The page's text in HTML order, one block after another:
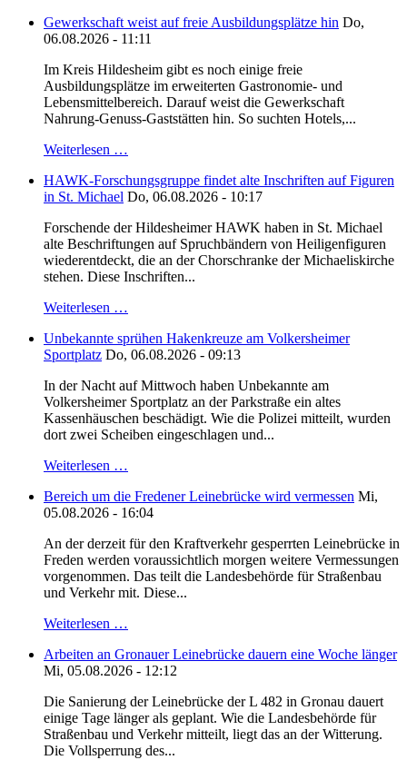
Gewerkschaft weist auf freie Ausbildungsplätze hin Do,
06.08.2026 - 11:11
Im Kreis Hildesheim gibt es noch einige freie
Ausbildungsplätze im erweiterten Gastronomie- und
Lebensmittelbereich. Darauf weist die Gewerkschaft
Nahrung-Genuss-Gaststätten hin. So suchten Hotels,...
Weiterlesen …
HAWK-Forschungsgruppe findet alte Inschriften auf Figuren
in St. Michael Do, 06.08.2026 - 10:17
Forschende der Hildesheimer HAWK haben in St. Michael
alte Beschriftungen auf Spruchbändern von Heiligenfiguren
wiederentdeckt, die an der Chorschranke der Michaeliskirche
stehen. Diese Inschriften...
Weiterlesen …
Unbekannte sprühen Hakenkreuze am Volkersheimer
Sportplatz Do, 06.08.2026 - 09:13
In der Nacht auf Mittwoch haben Unbekannte am
Volkersheimer Sportplatz an der Parkstraße ein altes
Kassenhäuschen beschädigt. Wie die Polizei mitteilt, wurden
dort zwei Scheiben eingeschlagen und...
Weiterlesen …
Bereich um die Fredener Leinebrücke wird vermessen Mi,
05.08.2026 - 16:04
An der derzeit für den Kraftverkehr gesperrten Leinebrücke in
Freden werden voraussichtlich morgen weitere Vermessungen
vorgenommen. Das teilt die Landesbehörde für Straßenbau
und Verkehr mit. Diese...
Weiterlesen …
Arbeiten an Gronauer Leinebrücke dauern eine Woche länger
Mi, 05.08.2026 - 12:12
Die Sanierung der Leinebrücke der L 482 in Gronau dauert
einige Tage länger als geplant. Wie die Landesbehörde für
Straßenbau und Verkehr mitteilt, liegt das an der Witterung.
Die Vollsperrung des...